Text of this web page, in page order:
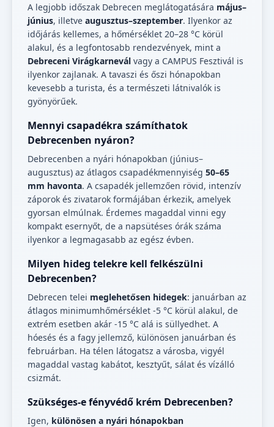
A legjobb időszak Debrecen meglátogatására május–
június, illetve augusztus–szeptember. Ilyenkor az
időjárás kellemes, a hőmérséklet 20–28 °C körül
alakul, és a legfontosabb rendezvények, mint a
Debreceni Virágkarnevál vagy a CAMPUS Fesztivál is
ilyenkor zajlanak. A tavaszi és őszi hónapokban
kevesebb a turista, és a természeti látnivalók is
gyönyörűek.
Mennyi csapadékra számíthatok
Debrecenben nyáron?
Debrecenben a nyári hónapokban (június–
augusztus) az átlagos csapadékmennyiség 50–65
mm havonta. A csapadék jellemzően rövid, intenzív
záporok és zivatarok formájában érkezik, amelyek
gyorsan elmúlnak. Érdemes magaddal vinni egy
kompakt esernyőt, de a napsütéses órák száma
ilyenkor a legmagasabb az egész évben.
Milyen hideg telekre kell felkészülni
Debrecenben?
Debrecen telei meglehetősen hidegek: januárban az
átlagos minimumhőmérséklet -5 °C körül alakul, de
extrém esetben akár -15 °C alá is süllyedhet. A
hóesés és a fagy jellemző, különösen januárban és
februárban. Ha télen látogatsz a városba, vigyél
magaddal vastag kabátot, kesztyűt, sálat és vízálló
csizmát.
Szükséges-e fényvédő krém Debrecenben?
Igen, különösen a nyári hónapokban